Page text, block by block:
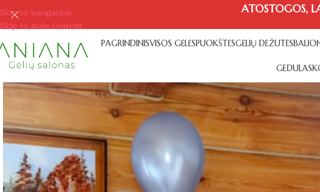
Skip to navigation
Skip to main content
ATOSTOGOS,
PAGRINDINISVISOS GĖLĖSPUOKŠTĖSGĖLIŲ DĖŽUTĖS
GEDULAS